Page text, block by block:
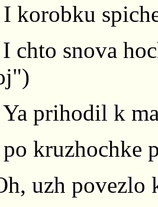
I korobku
chto snova
Ya prihodil k
po kruzhochke
uzh povezlo